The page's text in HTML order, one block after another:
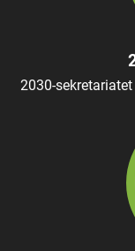
2030-